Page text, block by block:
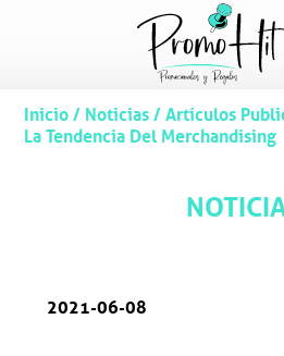
Inicio/ Noticias/ Artículos
La Tendencia Del Merchandising
2021-06-08